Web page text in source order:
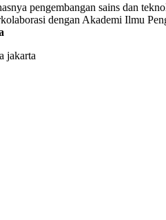
pengembangan sains dan
dengan Akademi Ilmu
jakarta